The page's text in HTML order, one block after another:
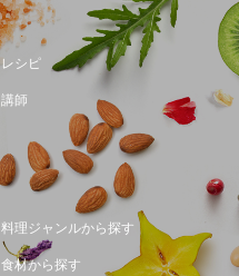
レシピ
講師
料理ジャンルから探す
食材から探す